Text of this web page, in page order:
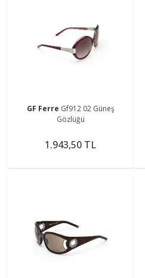
GF Ferre Gf912 02 Güneş
Gözlüğü
1.943,50 TL